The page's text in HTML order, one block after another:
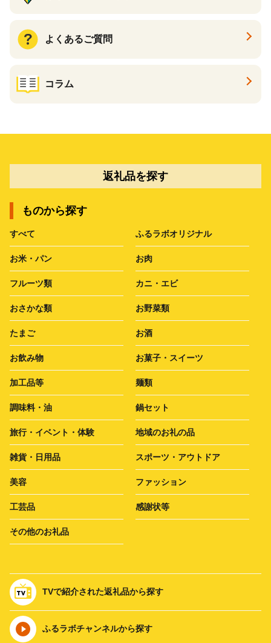
よくあるご質問
コラム
返礼品を探す
ものから探す
すべて ふるラボオリジナル
お米・パン お肉
フルーツ類 カニ・エビ
おさかな類 お野菜類
たまご お酒
お飲み物 お菓子・スイーツ
加工品等 麺類
調味料・油 鍋セット
旅行・イベント・体験 地域のお礼の品
雑貨・日用品 スポーツ・アウトドア
美容 ファッション
工芸品 感謝状等
その他のお礼品
TVで紹介された返礼品から探す
ふるラボチャンネルから探す